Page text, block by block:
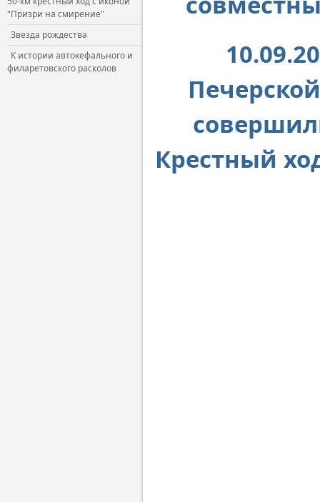
"Призри на смирение"
Звезда рождества
К истории автокефального и
филаретовского расколов
Крестный